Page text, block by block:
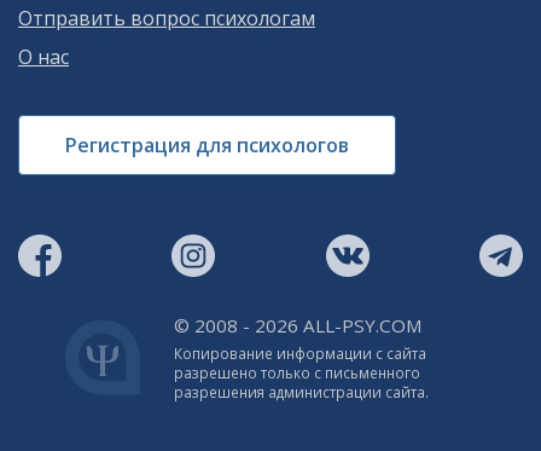
Отправить вопрос психологам
О нас
Регистрация для психологов
© 2008 - 2026 ALL-PSY.COM
Копирование информации с сайта
разрешено только с письменного
разрешения администрации сайта.